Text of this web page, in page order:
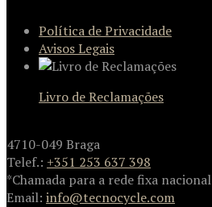
Política de Privacidade
Avisos Legais
Livro de Reclamações
4710-049 Braga
Telef.: +351 253 637 398
*Chamada para a rede fixa nacional
Email: info@tecnocycle.com